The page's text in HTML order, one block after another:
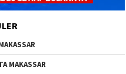
MAKASSAR